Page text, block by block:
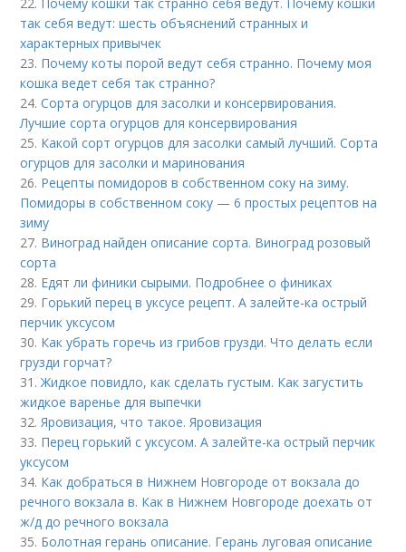
22. Почему кошки так странно себя ведут. Почему кошки
так себя ведут: шесть объяснений странных и
характерных привычек
23. Почему коты порой ведут себя странно. Почему моя
кошка ведет себя так странно?
24.Сорта огурцов для засолки и консервирования.
Лучшие сорта огурцов для консервирования
25. Какой сорт огурцов для засолки самый лучший. Сорта
огурцов для засолки и маринования
26. Рецепты помидоров в собственном соку на зиму.
Помидоры в собственном соку — 6 простых рецептов на
зиму
27. Виноград найден описание сорта. Виноград розовый
сорта
28. Едят ли финики сырыми. Подробнее о финиках
29. Горький перец в уксусе рецепт. А залейте-ка острый
перчик уксусом
30. Как убрать горечь из грибов грузди. Что делать если
грузди горчат?
31.Жидкое повидло, как сделать густым. Как загустить
жидкое варенье для выпечки
32.Яровизация, что такое. Яровизация
33. Перец горький с уксусом. А залейте-ка острый перчик
уксусом
34. Как добраться в Нижнем Новгороде от вокзала до
речного вокзала в. Как в Нижнем Новгороде доехать от
ж/д до речного вокзала
35. Болотная герань описание. Герань луговая описание